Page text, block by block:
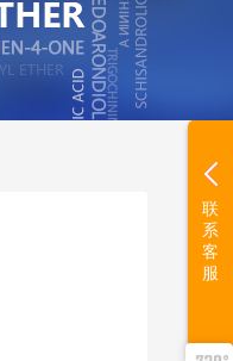
联
系
客
服